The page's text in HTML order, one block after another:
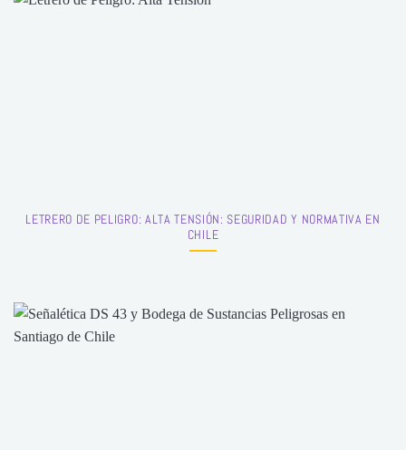
LETRERO DE PELIGRO: ALTA TENSIÓN: SEGURIDAD Y NORMATIVA EN
CHILE